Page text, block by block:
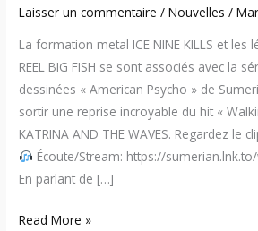
Laisser un commentaire /Nouvelles /
La formation metal ICE NINE KILLS et les
REEL BIG FISH se sont associés avec la
dessinées « American Psycho » de
sortir une reprise incroyable du hit «
KATRINA AND THE WAVES. Regardez le
Écoute/Stream: https://
En parlant de […]
Read More »